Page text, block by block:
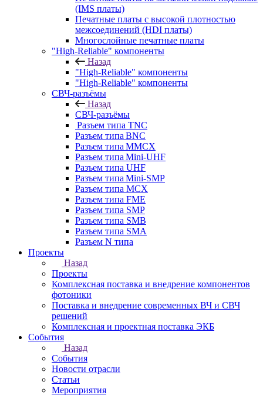
(IMS платы)
Печатные платы с высокой плотностью
межсоединений (HDI платы)
Многослойные печатные платы
"High-Reliable" компоненты
Назад
"High-Reliable" компоненты
"High-Reliable" компоненты
СВЧ-разъёмы
Назад
СВЧ-разъёмы
Разъем типа TNC
Разъем типа BNC
Разъем типа MMCX
Разъем типа Mini-UHF
Разъем типа UHF
Разъем типа Mini-SMP
Разъем типа MCX
Разъем типа FME
Разъем типа SMP
Разъем типа SMB
Разъем типа SMA
Разъем N типа
Проекты
Назад
Проекты
Комплексная поставка и внедрение компонентов
фотоники
Поставка и внедрение современных ВЧ и СВЧ
решений
Комплексная и проектная поставка ЭКБ
События
Назад
События
Новости отрасли
Статьи
Мероприятия